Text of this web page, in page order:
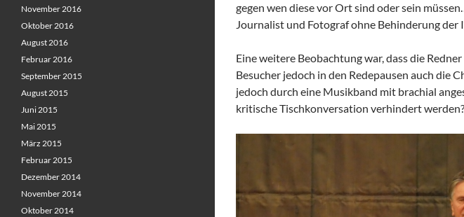
gegen wen diese vor Ort sind oder sein
Journalist und Fotograf ohne Behinderung
Eine weitere Beobachtung war, dass die
Besucher jedoch in den Redepausen auch die
jedoch durch eine Musikband mit brachial
kritische Tischkonversation verhindert werden?
November 2016
Oktober 2016
August 2016
Februar 2016
September 2015
August 2015
Juni 2015
Mai 2015
März 2015
Februar 2015
Dezember 2014
November 2014
Oktober 2014